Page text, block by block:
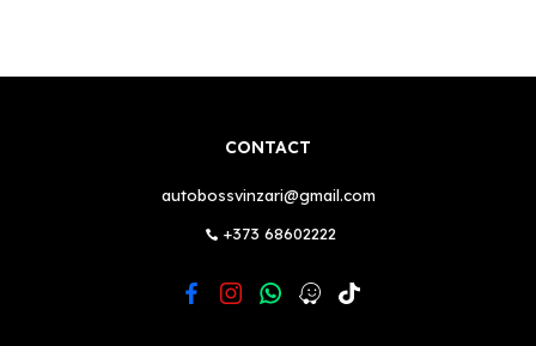
CONTACT
autobossvinzari@gmail.com
+373 68602222